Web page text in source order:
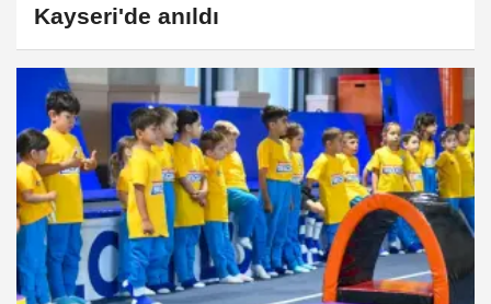
Kayseri'de anıldı